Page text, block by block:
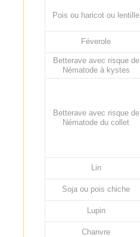
Pois ou haricot ou lentille
Féverole
Betterave avec risque de
Nématode à kystes
Betterave avec risque de
Nématode du collet
Lin
Soja ou pois chiche
Lupin
Chanvre